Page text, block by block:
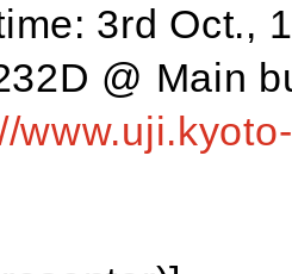
3rd Oct.,
@ Main